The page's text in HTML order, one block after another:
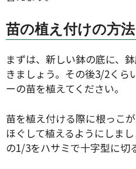
苗の植え付けの方法
まずは、新しい鉢の底に、
きましょう。その後3/2くら
ーの苗を植えてください。
苗を植え付ける際に根っこ
ほぐして植えるようにしま
の1/3をハサミで十字型に切